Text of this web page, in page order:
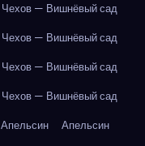
Чехов — Вишнёвый сад
Чехов — Вишнёвый сад
Чехов — Вишнёвый сад
Чехов — Вишнёвый сад
Апельсин
Апельсин